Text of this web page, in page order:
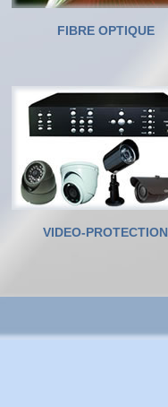
FIBRE OPTIQUE
VIDEO-PROTECTION